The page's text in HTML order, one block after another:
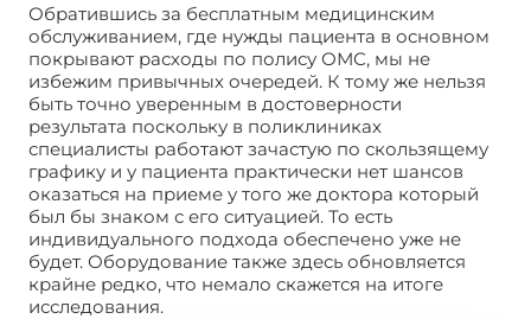
Обратившись за бесплатным медицинским
обслуживанием, где нужды пациента в основном
покрывают расходы по полису ОМС, мы не
избежим привычных очередей. К тому же нельзя
быть точно уверенным в достоверности
результата поскольку в поликлиниках
специалисты работают зачастую по скользящему
графику и у пациента практически нет шансов
оказаться на приеме у того же доктора который
был бы знаком с его ситуацией. То есть
индивидуального подхода обеспечено уже не
будет. Оборудование также здесь обновляется
крайне редко, что немало скажется на итоге
исследования.